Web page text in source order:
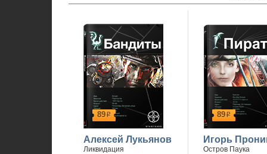
89р
Алексей Лукьянов
Ликвидация
89р
Игорь
Остров Паука